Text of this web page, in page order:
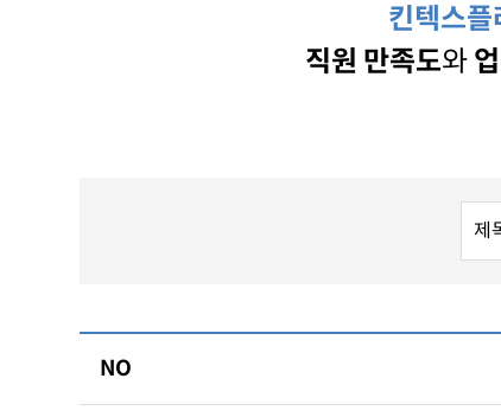
킨텍스플
직원 만족도와
NO